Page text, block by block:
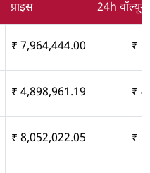
प्राइस 24h वॉल्यूम
₹ 7,964,444.00 ₹ 1
₹ 4,898,961.19 ₹ 4
₹ 8,052,022.05 ₹ 1